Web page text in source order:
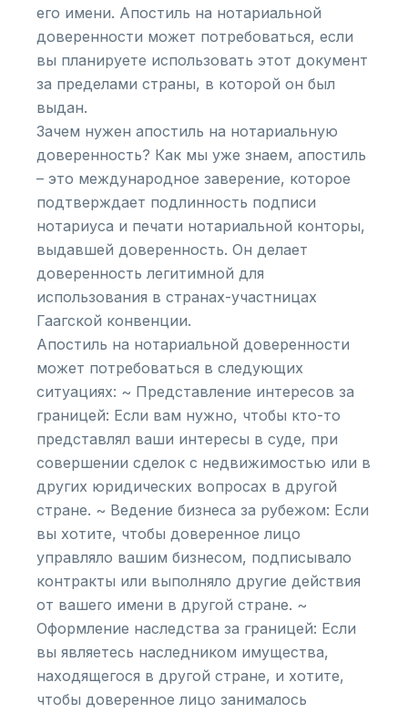
его имени. Апостиль на нотариальной
доверенности может потребоваться, если
вы планируете использовать этот документ
за пределами страны, в которой он был
выдан.
Зачем нужен апостиль на нотариальную
доверенность? Как мы уже знаем, апостиль
– это международное заверение, которое
подтверждает подлинность подписи
нотариуса и печати нотариальной конторы,
выдавшей доверенность. Он делает
доверенность легитимной для
использования в странах-участницах
Гаагской конвенции.
Апостиль на нотариальной доверенности
может потребоваться в следующих
ситуациях: ~ Представление интересов за
границей: Если вам нужно, чтобы кто-то
представлял ваши интересы в суде, при
совершении сделок с недвижимостью или в
других юридических вопросах в другой
стране. ~ Ведение бизнеса за рубежом: Если
вы хотите, чтобы доверенное лицо
управляло вашим бизнесом, подписывало
контракты или выполняло другие действия
от вашего имени в другой стране. ~
Оформление наследства за границей: Если
вы являетесь наследником имущества,
находящегося в другой стране, и хотите,
чтобы доверенное лицо занималось